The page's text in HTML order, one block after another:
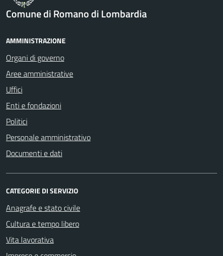
Comune di Romano di Lombardia
AMMINISTRAZIONE
Organi di governo
Aree amministrative
Uffici
Enti e fondazioni
Politici
Personale amministrativo
Documenti e dati
CATEGORIE DI SERVIZIO
Anagrafe e stato civile
Cultura e tempo libero
Vita lavorativa